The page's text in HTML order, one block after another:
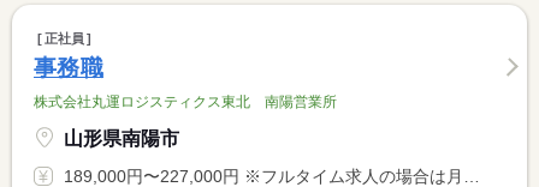
正社員
事務職
株式会社丸運ロジスティクス東北 南陽営業所
山形県南陽市
189,000円〜227,000円 ※フルタイム求人の場合は月額（換算額）、パート求人の場合は時間額を表示しています。